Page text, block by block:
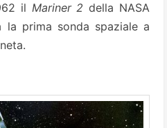
il Mariner 2 della NASA
la prima sonda spaziale a